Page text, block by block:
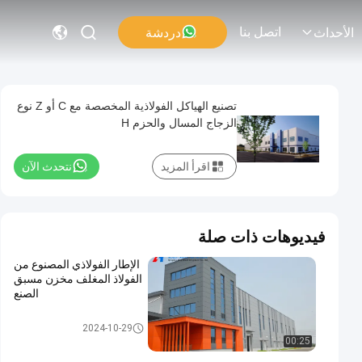
الأحداث اتصل بنا دردشة
تصنيع الهياكل الفولاذية المخصصة مع C أو Z نوع
الزجاج المسال والحزم H
نتحدث الآن اقرأ المزيد
فيديوهات ذات صلة
00:25
الإطار الفولاذي المصنوع من
الفولاذ المغلف مخزن مسبق
الصنع
مستودع الهيكل الصلبي2024-10-29